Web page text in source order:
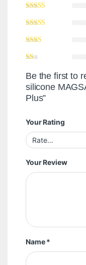
Be the first to
silicone
Plus”
Your Rating
Your Review
Name*